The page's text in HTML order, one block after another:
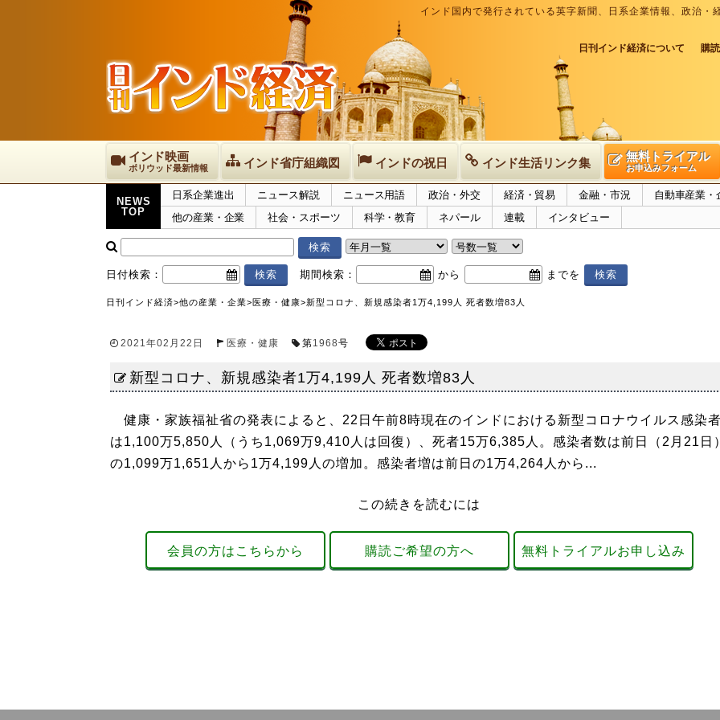
インド国内で発行されている英字新聞、日系企業情報、政治
日刊インド経済について 購
インド映画
ボリウッド最新情報 インド省庁組織図 インドの祝日 インド生活リンク集 無料トライアル
お申込みフォーム
NEWS
TOP
日系企業進出 ニュース解説 ニュース用語 政治・外交 経済・貿易 金融・市況
自動車産業・
他の産業・企業
社会・スポーツ 科学・教育 ネパール 連載 インタビュー
日付検索： 期間検索： から までを
日刊インド経済>他の産業・企業>医療・健康>新型コロナ、新規感染者1万4,199人 死者数増83人
2021年02月22日 医療・健康 第1968号
新型コロナ、新規感染者1万4,199人 死者数増83人
健康・家族福祉省の発表によると、22日午前8時現在のインドにおける新型コロナウイルス感染者
は1,100万5,850人（うち1,069万9,410人は回復）、死者15万6,385人。感染者数は前日（2月21日）
の1,099万1,651人から1万4,199人の増加。感染者増は前日の1万4,264人から...
この続きを読むには
会員の方はこちらから 購読ご希望の方へ 無料トライアルお申し込み